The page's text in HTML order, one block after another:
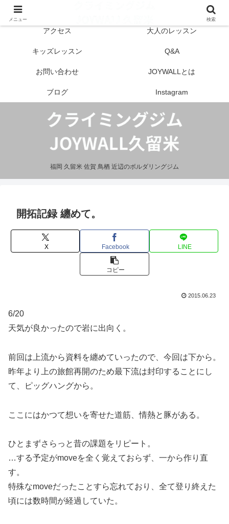
福岡 久留米 佐賀 鳥栖 近辺のボルダリングジム
アクセス 大人のレッスン
キッズレッスン Q&A
お問い合わせ JOYWALLとは
ブログ Instagram
開拓記録 纏めて。
X Facebook LINE
コピー
2015.06.23
6/20
天気が良かったので岩に出向く。
前回は上流から資料を纏めていったので、今回は下から。
昨年より上の旅館再開のため最下流は封印することにし
て、ピッグハングから。
ここにはかつて想いを寄せた道筋、情熱と豚がある。
ひとまずさらっと昔の課題をリピート。
…する予定がmoveを全く覚えておらず、一から作り直
す。
特殊なmoveだったことすら忘れており、全て登り終えた
頃には数時間が経過していた。
メニュー 検索